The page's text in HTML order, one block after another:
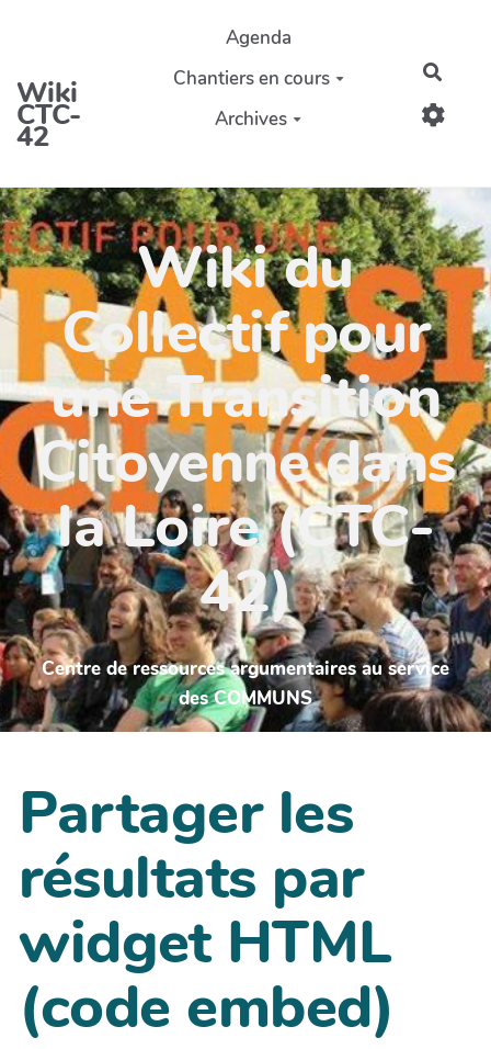
Aller au contenu principal
Wiki
CTC-
42
Agenda
Chantiers en cours
Archives
Wiki du
Collectif pour
une Transition
Citoyenne dans
la Loire (CTC-
42)
Centre de ressources argumentaires au service
des COMMUNS
Partager les
résultats par
widget HTML
(code embed)